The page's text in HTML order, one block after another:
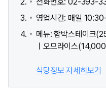
영업시간: 매일
메뉴: 함박스테이크
ㅣ오므라이스
식당정보 자세히보기